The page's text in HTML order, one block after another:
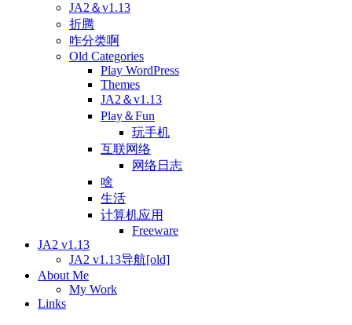
JA2＆v1.13
折腾
咋分类啊
Old Categories
Play WordPress
Themes
JA2＆v1.13
Play＆Fun
玩手机
互联网络
网络日志
啥
生活
计算机应用
Freeware
JA2 v1.13
JA2 v1.13导航[old]
About Me
My Work
Links